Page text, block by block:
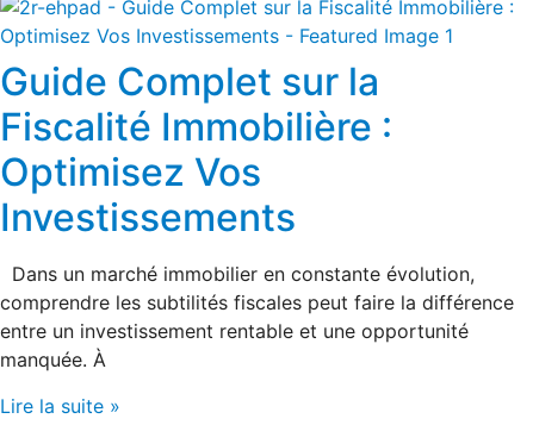
Guide Complet sur la
Fiscalité Immobilière :
Optimisez Vos
Investissements
Dans un marché immobilier en constante évolution,
comprendre les subtilités fiscales peut faire la différence
entre un investissement rentable et une opportunité
manquée. À
Lire la suite »